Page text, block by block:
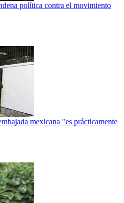
política contra el movimiento
mexicana "es prácticamente